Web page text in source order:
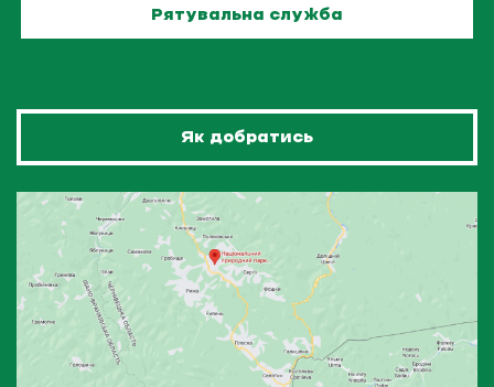
Рятувальна служба
Як добратись